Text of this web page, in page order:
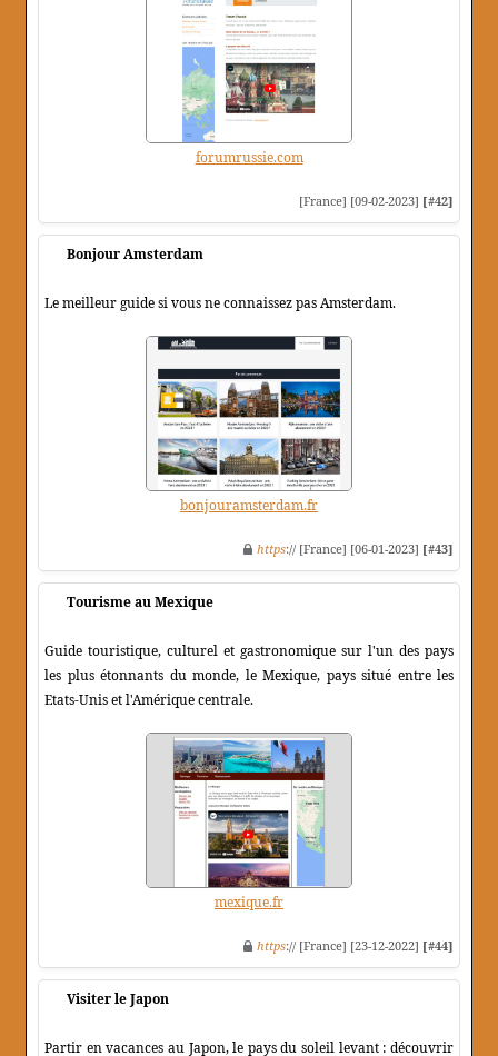
forumrussie.com
[France] [09-02-2023] [#42]
Bonjour Amsterdam
Le meilleur guide si vous ne connaissez pas Amsterdam.
bonjouramsterdam.fr
https:// [France] [06-01-2023] [#43]
Tourisme au Mexique
Guide touristique, culturel et gastronomique sur l'un des pays
les plus étonnants du monde, le Mexique, pays situé entre les
Etats-Unis et l'Amérique centrale.
mexique.fr
https:// [France] [23-12-2022] [#44]
Visiter le Japon
Partir en vacances au Japon, le pays du soleil levant : découvrir